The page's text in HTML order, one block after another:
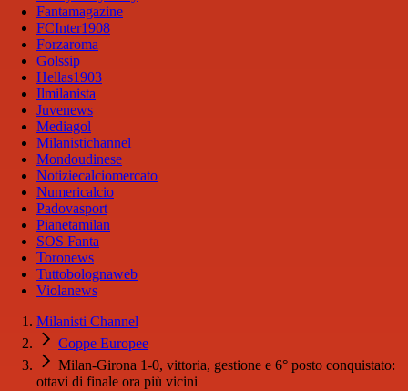
Fantamagazine
FCInter1908
Forzaroma
Golssip
Hellas1903
Ilmilanista
Juvenews
Mediagol
Milanistichannel
Mondoudinese
Notiziecalciomercato
Numericalcio
Padovasport
Pianetamilan
SOS Fanta
Toronews
Tuttobolognaweb
Violanews
Milanisti Channel
Coppe Europee
Milan-Girona 1-0, vittoria, gestione e 6° posto conquistato:
ottavi di finale ora più vicini